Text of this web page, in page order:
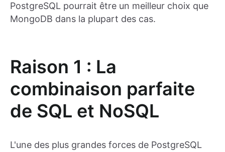
PostgreSQL pourrait être un meilleur choix que
MongoDB dans la plupart des cas.
Raison 1 : La
combinaison parfaite
de SQL et NoSQL
L'une des plus grandes forces de PostgreSQL